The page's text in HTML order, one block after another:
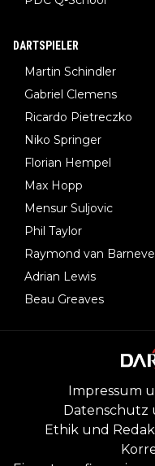
DARTSPIELER
Martin Schindler
Gabriel Clemens
Ricardo Pietreczko
Niko Springer
Florian Hempel
Max Hopp
Mensur Suljovic
Phil Taylor
Raymond van
Adrian Lewis
Beau Greaves
Impressum
Datenschutz
Ethik und